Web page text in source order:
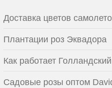
Доставка цветов
Плантации роз Эквадора
Как работает
Садовые розы оптом